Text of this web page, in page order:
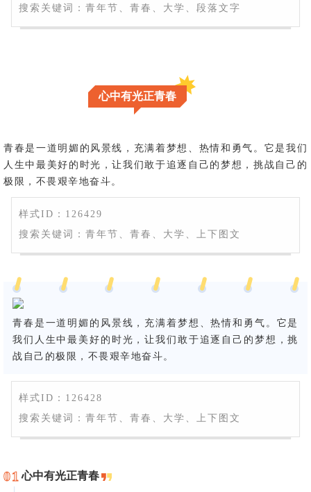
搜索关键词：青年节、青春、大学、段落文字
心中有光正青春
青春是一道明媚的风景线，充满着梦想、热情和勇气。它是我们
人生中最美好的时光，让我们敢于追逐自己的梦想，挑战自己的
极限，不畏艰辛地奋斗。
样式ID：126429
搜索关键词：青年节、青春、大学、上下图文
青春是一道明媚的风景线，充满着梦想、热情和勇气。它是
我们人生中最美好的时光，让我们敢于追逐自己的梦想，挑
战自己的极限，不畏艰辛地奋斗。
样式ID：126428
搜索关键词：青年节、青春、大学、上下图文
01 心中有光正青春